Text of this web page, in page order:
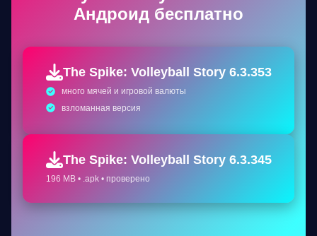
Андроид бесплатно
The Spike: Volleyball Story 6.3.353
много мячей и игровой валюты
взломанная версия
The Spike: Volleyball Story 6.3.345
196 MB • .apk • проверено